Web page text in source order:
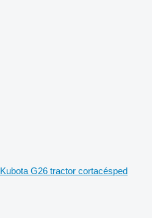
Kubota G26 tractor cortacésped